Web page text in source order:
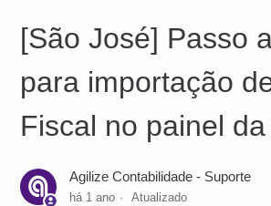
[São José] Passo
para importação
Fiscal no painel da
Agilize Contabilidade - Suporte
há 1 ano Atualizado